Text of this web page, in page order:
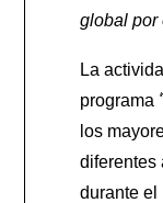
global
La
programa
los
diferentes
durante